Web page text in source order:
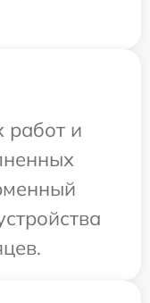
работ и